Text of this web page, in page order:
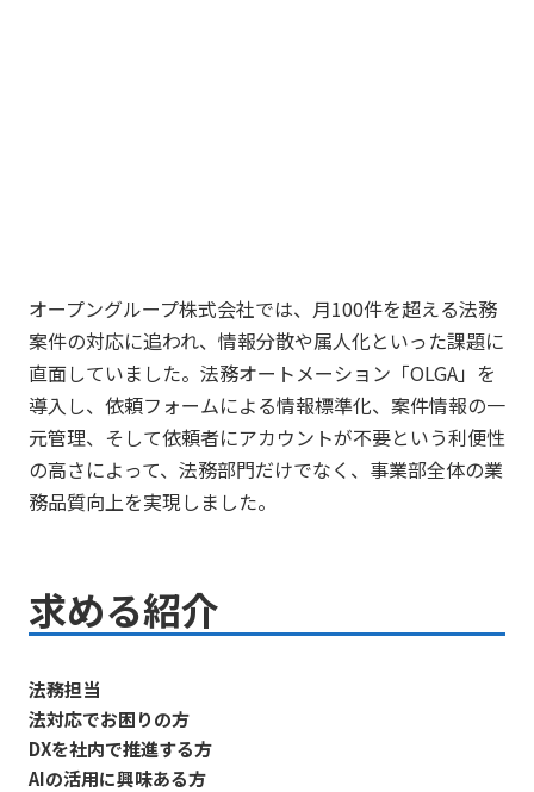
オープングループ株式会社では、月100件を超える法務
案件の対応に追われ、情報分散や属人化といった課題に
直面していました。法務オートメーション「OLGA」を
導入し、依頼フォームによる情報標準化、案件情報の一
元管理、そして依頼者にアカウントが不要という利便性
の高さによって、法務部門だけでなく、事業部全体の業
務品質向上を実現しました。
求める紹介
法務担当
法対応でお困りの方
DXを社内で推進する方
AIの活用に興味ある方